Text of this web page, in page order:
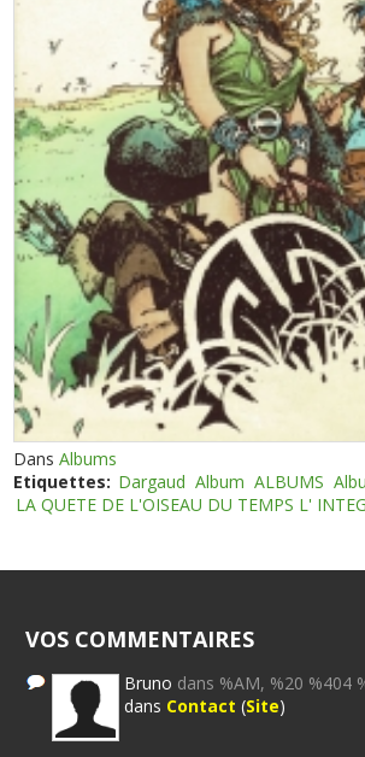
DansAlbums
Etiquettes: Dargaud Album ALBUMS
LA QUETE DE L'OISEAU DU TEMPS L'
VOS COMMENTAIRES
Bruno dans %AM, %20 %404
dans Contact (Site)